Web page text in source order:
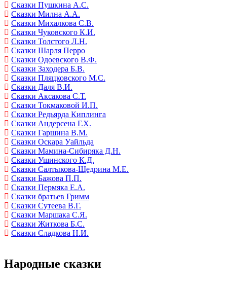
Сказки Пушкина А.С.
Сказки Милна А.А.
Сказки Михалкова С.В.
Сказки Чуковского К.И.
Сказки Толстого Л.Н.
Сказки Шарля Перро
Сказки Одоевского В.Ф.
Сказки Заходера Б.В.
Сказки Пляцковского М.С.
Сказки Даля В.И.
Сказки Аксакова С.Т.
Сказки Токмаковой И.П.
Сказки Редьярда Киплинга
Сказки Андерсена Г.Х.
Сказки Гаршина В.М.
Сказки Оскара Уайльда
Сказки Мамина-Сибиряка Д.Н.
Сказки Ушинского К.Д.
Сказки Салтыкова-Щедрина М.Е.
Сказки Бажова П.П.
Сказки Пермяка Е.А.
Сказки братьев Гримм
Сказки Сутеева В.Г.
Сказки Маршака С.Я.
Сказки Житкова Б.С.
Сказки Сладкова Н.И.
Народные сказки